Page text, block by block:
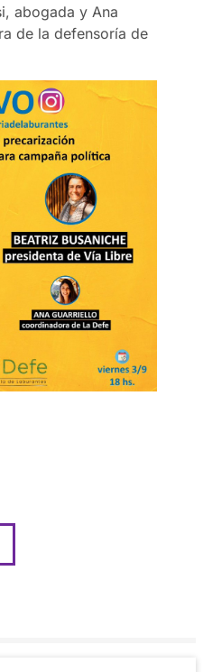
abogada y Ana
de la defensoría de